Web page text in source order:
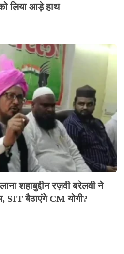
लिया आड़े हाथ
शहाबुद्दीन रज़वी बरेलवी ने
SIT बैठाएंगे CM योगी?